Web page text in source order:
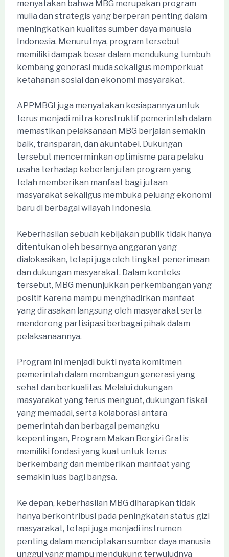
menyatakan bahwa MBG merupakan program
mulia dan strategis yang berperan penting dalam
meningkatkan kualitas sumber daya manusia
Indonesia. Menurutnya, program tersebut
memiliki dampak besar dalam mendukung tumbuh
kembang generasi muda sekaligus memperkuat
ketahanan sosial dan ekonomi masyarakat.
APPMBGI juga menyatakan kesiapannya untuk
terus menjadi mitra konstruktif pemerintah dalam
memastikan pelaksanaan MBG berjalan semakin
baik, transparan, dan akuntabel. Dukungan
tersebut mencerminkan optimisme para pelaku
usaha terhadap keberlanjutan program yang
telah memberikan manfaat bagi jutaan
masyarakat sekaligus membuka peluang ekonomi
baru di berbagai wilayah Indonesia.
Keberhasilan sebuah kebijakan publik tidak hanya
ditentukan oleh besarnya anggaran yang
dialokasikan, tetapi juga oleh tingkat penerimaan
dan dukungan masyarakat. Dalam konteks
tersebut, MBG menunjukkan perkembangan yang
positif karena mampu menghadirkan manfaat
yang dirasakan langsung oleh masyarakat serta
mendorong partisipasi berbagai pihak dalam
pelaksanaannya.
Program ini menjadi bukti nyata komitmen
pemerintah dalam membangun generasi yang
sehat dan berkualitas. Melalui dukungan
masyarakat yang terus menguat, dukungan fiskal
yang memadai, serta kolaborasi antara
pemerintah dan berbagai pemangku
kepentingan, Program Makan Bergizi Gratis
memiliki fondasi yang kuat untuk terus
berkembang dan memberikan manfaat yang
semakin luas bagi bangsa.
Ke depan, keberhasilan MBG diharapkan tidak
hanya berkontribusi pada peningkatan status gizi
masyarakat, tetapi juga menjadi instrumen
penting dalam menciptakan sumber daya manusia
unggul yang mampu mendukung terwujudnya